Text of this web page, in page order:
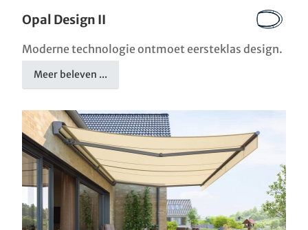
Opal Design II
Moderne technologie ontmoet eersteklas design.
Meer beleven ...